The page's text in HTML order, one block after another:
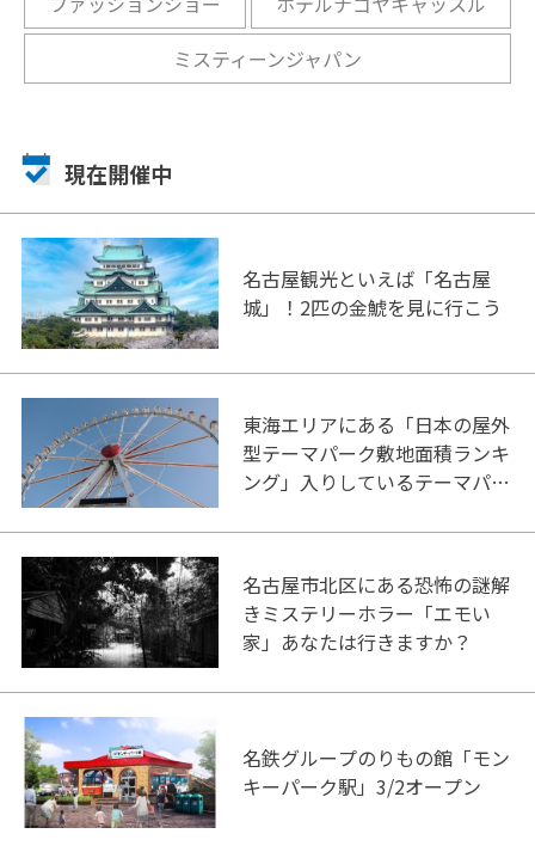
ミスティーンジャパン
現在開催中
名古屋観光といえば「名古屋
城」！2匹の金鯱を見に行こう
東海エリアにある「日本の屋外
型テーマパーク敷地面積ランキ
ング」入りしているテーマパー
名古屋市北区にある恐怖の謎解
きミステリーホラー「エモい
家」あなたは行きますか？
名鉄グループのりもの館「モン
キーパーク駅」3/2オープン